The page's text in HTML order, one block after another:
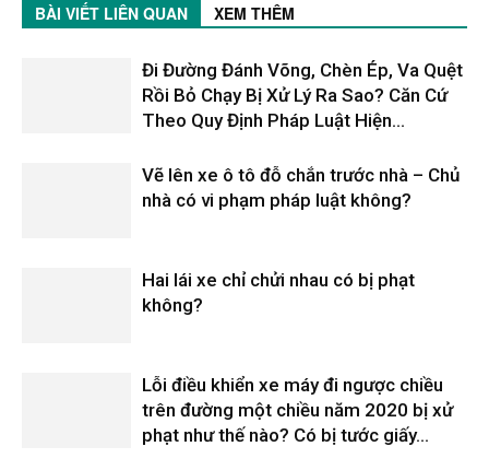
BÀI VIẾT LIÊN QUAN XEM THÊM
Đi Đường Đánh Võng, Chèn Ép, Va Quệt
Rồi Bỏ Chạy Bị Xử Lý Ra Sao? Căn Cứ
Theo Quy Định Pháp Luật Hiện...
Vẽ lên xe ô tô đỗ chắn trước nhà – Chủ
nhà có vi phạm pháp luật không?
Hai lái xe chỉ chửi nhau có bị phạt
không?
Lỗi điều khiển xe máy đi ngược chiều
trên đường một chiều năm 2020 bị xử
phạt như thế nào? Có bị tước giấy...